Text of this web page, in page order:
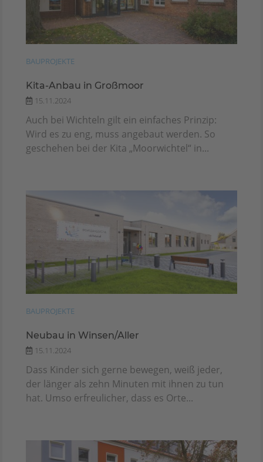
BAUPROJEKTE
Kita-Anbau in Großmoor
15.11.2024
Auch bei Wichteln gilt ein einfaches Prinzip:
Wird es zu eng, muss angebaut werden. So
geschehen bei der Kita „Moorwichtel“ in...
BAUPROJEKTE
Neubau in Winsen/Aller
15.11.2024
Dass Kinder sich gerne bewegen, weiß jeder,
der länger als zehn Minuten mit ihnen zu tun
hat. Umso erfreulicher, dass es Orte...